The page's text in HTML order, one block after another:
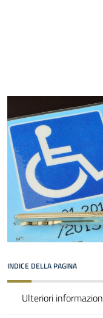
INDICE DELLA PAGINA
Ulteriori